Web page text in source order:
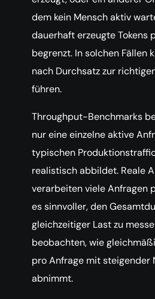
dem kein Mensch aktiv
dauerhaft erzeugte Tokens
begrenzt. In solchen Fällen
nach Durchsatz zur
führen.
Throughput-Benchmarks
nur eine einzelne aktive
typischen
realistisch abbildet. Reale
verarbeiten viele Anfragen
es sinnvoller, den
gleichzeitiger Last zu
beobachten, wie
pro Anfrage mit steigender
abnimmt.